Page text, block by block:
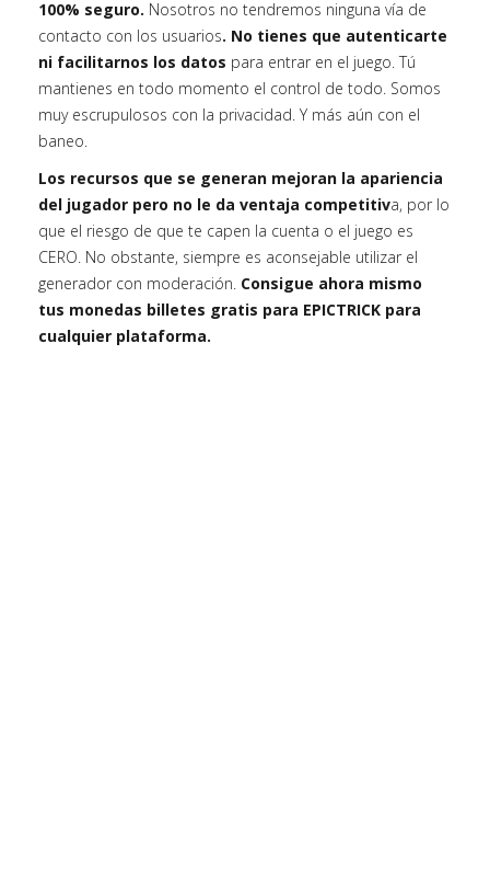
100% seguro. Nosotros no tendremos ninguna vía de
contacto con los usuarios. No tienes que autenticarte
ni facilitarnos los datos para entrar en el juego. Tú
mantienes en todo momento el control de todo. Somos
muy escrupulosos con la privacidad. Y más aún con el
baneo.
Los recursos que se generan mejoran la apariencia
del jugador pero no le da ventaja competitiva, por lo
que el riesgo de que te capen la cuenta o el juego es
CERO. No obstante, siempre es aconsejable utilizar el
generador con moderación. Consigue ahora mismo
tus monedas billetes gratis para EPICTRICK para
cualquier plataforma.